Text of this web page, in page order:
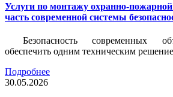
Услуги по монтажу охранно-
часть современной системы
Безопасность современных
обеспечить одним техническим
Подробнее
30.05.2026